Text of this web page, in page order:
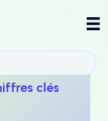
clés